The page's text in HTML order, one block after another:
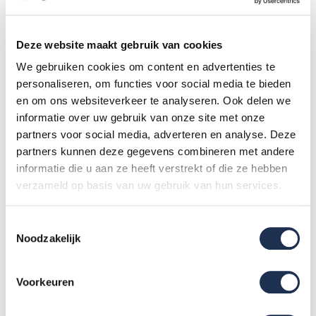
Deze website maakt gebruik van cookies
We gebruiken cookies om content en advertenties te
personaliseren, om functies voor social media te bieden
en om ons websiteverkeer te analyseren. Ook delen we
informatie over uw gebruik van onze site met onze
partners voor social media, adverteren en analyse. Deze
partners kunnen deze gegevens combineren met andere
informatie die u aan ze heeft verstrekt of die ze hebben
verzameld op basis van uw gebruik van hun services.
Noodzakelijk
Voorkeuren
vanaf een ladder of direct op het dak.
Een daksteiger, dakladder of rolsteiger is in veel situaties
gewoon de veiligste keuze. Je hebt een stabiele werkplek,
leuningen als bescherming en meer controle over je
bewegingen.
Daarnaast pak je meteen een ander risico aan: de toegang tot
het dak. Met een steiger ga je gecontroleerd omhoog en
Zeker bij werkzaamheden zoals zonnepanelen installeren merk
je het verschil meteen. Je werkt rustiger, stabieler en vooral